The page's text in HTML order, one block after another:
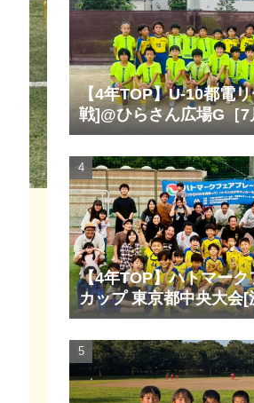
【4年TOP】U-10都電
戦]@ひらさん広場G［7
『試合結果』『マッチ
『試合動画』
【4年TOP】ハトマーク
カップ 東京都中央大会[
グ]@清瀬内山運動公園
G［6月14日(日)］『試
ッチレポート』『試合